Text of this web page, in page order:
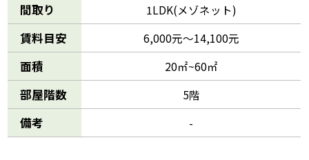
間取り 1LDK(メゾネット)
賃料目安 6,000元～14,100元
面積 20㎡~60㎡
部屋階数 5階
備考 -